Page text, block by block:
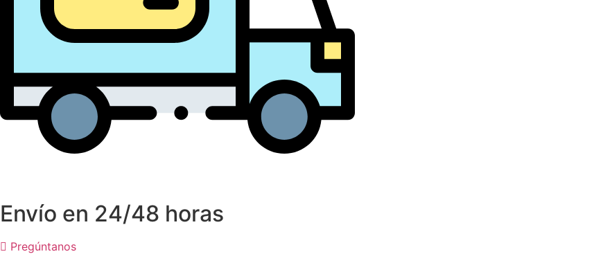
Envío en 24/48 horas
Pregúntanos